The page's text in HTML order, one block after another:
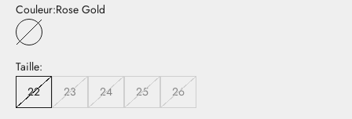
Couleur:Rose Gold
Rose Gold
Taille:
22
23 24 25 26